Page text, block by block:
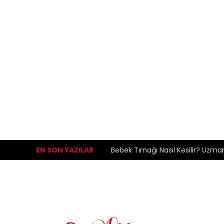
EN SON YAZILAR Bebek Tırnağı Nasıl Kesilir?